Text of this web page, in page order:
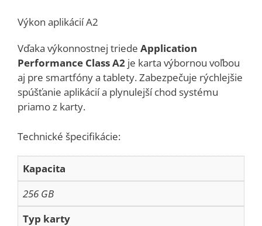
Výkon aplikácií A2
Vďaka výkonnostnej triede Application
Performance Class A2 je karta výbornou voľbou
aj pre smartfóny a tablety. Zabezpečuje rýchlejšie
spúšťanie aplikácií a plynulejší chod systému
priamo z karty.
Technické špecifikácie:
Kapacita
256 GB
Typ karty